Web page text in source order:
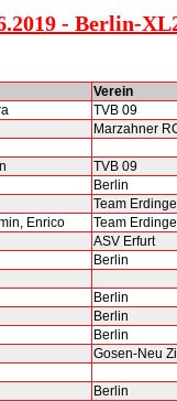
- Berlin-
Verein
TVB 09
Marzahner
TVB 09
Berlin
Team
Enrico Team
ASV Erfurt
Berlin
Berlin
Berlin
Berlin
Gosen-Neu
Berlin